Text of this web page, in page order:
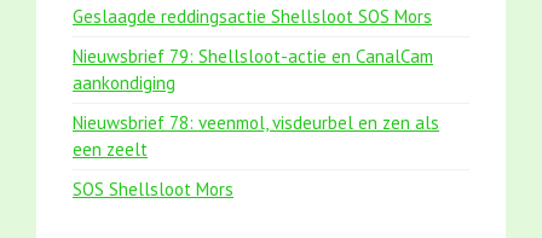
Geslaagde reddingsactie Shellsloot SOS Mors
Nieuwsbrief 79: Shellsloot-actie en CanalCam
aankondiging
Nieuwsbrief 78: veenmol, visdeurbel en zen als
een zeelt
SOS Shellsloot Mors